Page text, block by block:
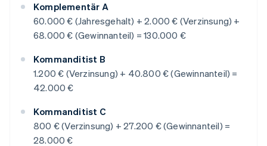
Komplementär A
60.000 € (Jahresgehalt) + 2.000 € (Verzinsung) +
68.000 € (Gewinnanteil) = 130.000 €
Kommanditist B
1.200 € (Verzinsung) + 40.800 € (Gewinnanteil) =
42.000 €
Kommanditist C
800 € (Verzinsung) + 27.200 € (Gewinnanteil) =
28.000 €